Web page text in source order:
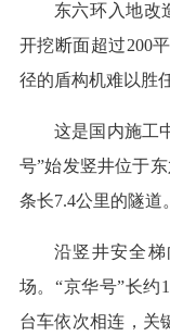
东六环入地改
开挖断面超过200
径的盾构机难以胜
这是国内施工
号”始发竖井位于
条长7.4公里的隧道。
沿竖井安全
场。“京华号”长约
台车依次相连，关